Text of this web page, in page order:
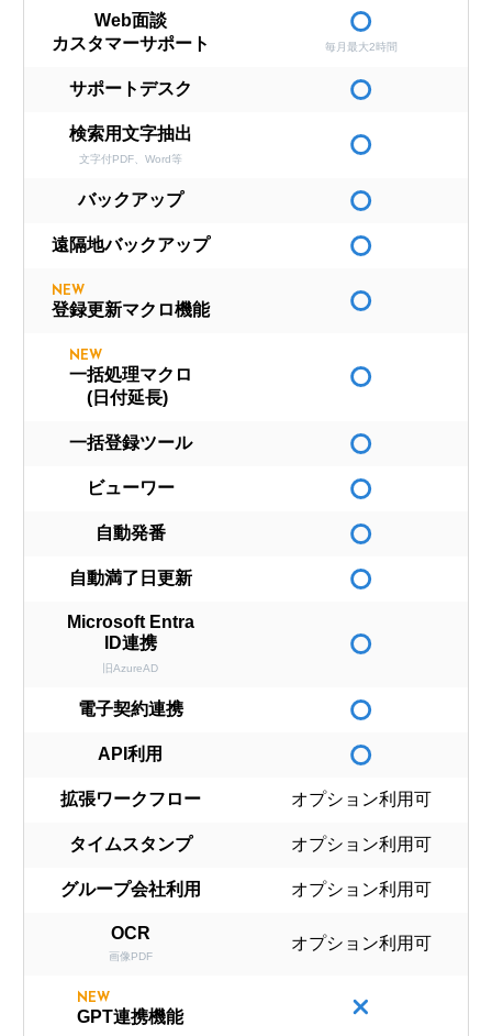
Web面談
カスタマーサポート
毎月最大2時間
サポートデスク
検索用文字抽出
文字付PDF、Word等
バックアップ
遠隔地バックアップ
NEW
登録更新マクロ機能
NEW
一括処理マクロ
(日付延長)
一括登録ツール
ビューワー
自動発番
自動満了日更新
Microsoft Entra
ID連携
旧AzureAD
電子契約連携
API利用
拡張ワークフロー オプション利用可
タイムスタンプ オプション利用可
グループ会社利用 オプション利用可
OCR
画像PDF
オプション利用可
NEW
GPT連携機能